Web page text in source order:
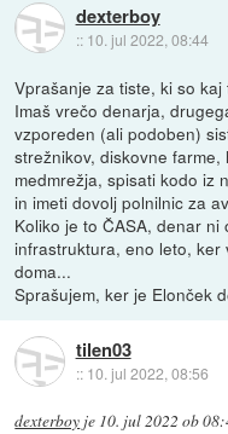
dexterboy
:: 10. jul 2022, 08:44
Vprašanje za tiste, ki so
Imaš vrečo denarja,
vzporeden (ali podoben)
strežnikov, diskovne
medmrežja, spisati kodo iz
in imeti dovolj polnilnic za
Koliko je to ČASA, denar
infrastruktura, eno leto, ker
doma...
Sprašujem, ker je Elonček
tilen03
:: 10. jul 2022, 08:56
dexterboy je 10. jul 2022 ob